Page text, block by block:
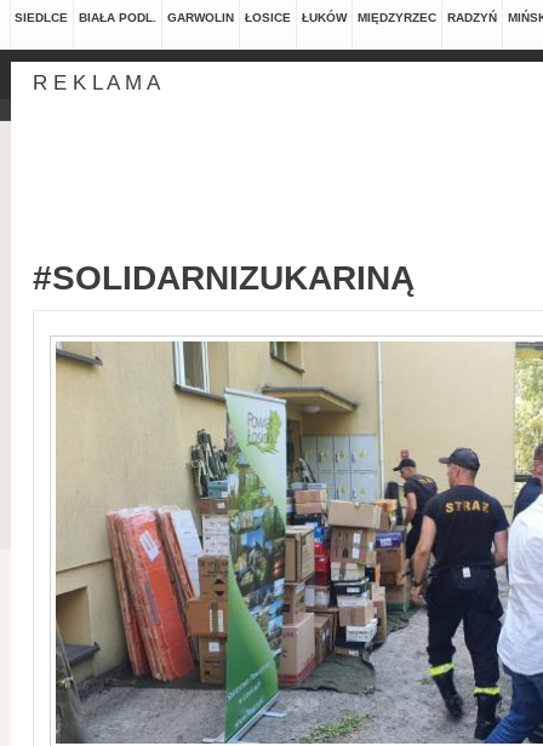
SIEDLCE BIAŁA PODL. GARWOLIN ŁOSICE ŁUKÓW MIĘDZYRZEC RADZYŃ
R E K L A M A
#SOLIDARNIZUKARINĄ